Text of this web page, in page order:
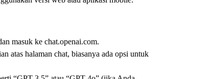
masuk ke chat.openai.com.
atas halaman chat, biasanya ada opsi untuk